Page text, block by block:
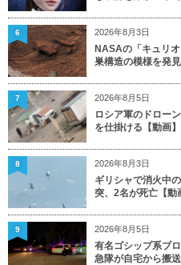
2026年8月3日
NASAの「キュリ
巣構造の模様を発見
6
2026年8月5日
ロシア軍のドロー
を仕掛ける【動画】
7
2026年8月3日
ギリシャで消火中
突、2名が死亡【動
8
2026年8月5日
有名ゴシップ系ブ
急隊が自宅から搬送
9